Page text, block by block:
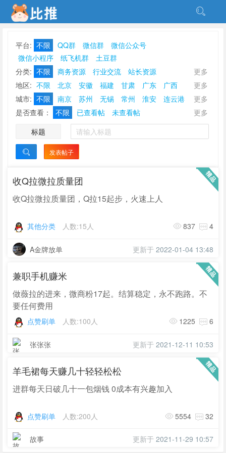
平台: 不限 QQ群 微信群
微信公众号
微信小程序
纸飞机群
土豆群
分类: 不限 商务资源 行业交流
站长资源
点赞刷单
放单接单 甲乙互金 软件开发
游戏棋牌
社群营销
地推校推 刷量补量
资源互换
ASO优化刷榜
休闲娱乐 其他分类
更多
地区: 不限 北京 安徽 福建 甘肃 广东
广西
贵州
海南 河北 河南 黑龙江 湖北 湖南
吉林
江苏
江西 辽宁 内蒙古 宁夏 青海
四川 天津 西藏 新疆 云南
浙江
重庆
香港 台湾
更多
城市: 不限 南京 苏州 无锡 常州 淮安
连云港
南通
宿迁 泰州 徐州 盐城 扬州
更多
是否查看：
不限 已查看帖 未查看帖
更多
标题
 发表帖子
收Q拉微拉质量团
收Q拉微拉质量团，Q拉15起步，火速上人
其他分类 人数:15人 837 4
A金牌放单 更新于 2022-01-04 13:48
兼职手机赚米
做薇拉的进来，微商粉17起。结算稳定，永不跑路。不
要任何费用
点赞刷单 人数:100人 1225 6
张张张 更新于 2021-12-11 10:53
羊毛裙每天赚几十轻轻松松
进群每天日破几十一包烟钱 0成本有兴趣加入
点赞刷单 人数:200人 5554 32
故事 更新于 2021-11-29 10:57